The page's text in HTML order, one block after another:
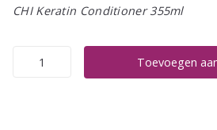
CHI Keratin Conditioner 355ml
Toevoegen